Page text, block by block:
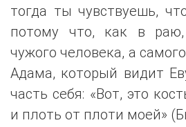
тогда ты чувствуешь,
потому что, как в
чужого человека, а
Адама, который видит
часть себя: «Вот, это
и плоть от плоти моей»